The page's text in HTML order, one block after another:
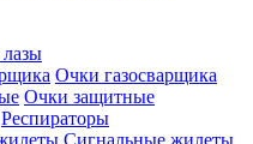
Очки газосварщика
Очки защитные
Респираторы
Сигнальные жилеты